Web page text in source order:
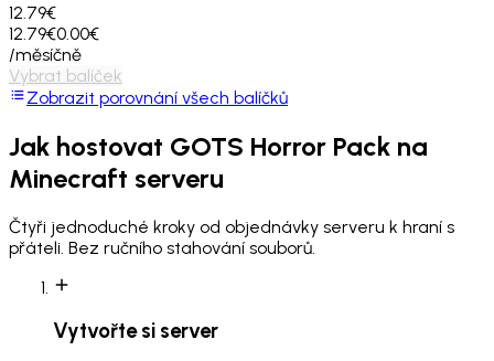
12.79€
12.79€0.00€
/měsíčně
Vybrat balíček
Zobrazit porovnání všech balíčků
Jak hostovat GOTS Horror Pack na
Minecraft serveru
Čtyři jednoduché kroky od objednávky serveru k hraní s
přáteli. Bez ručního stahování souborů.
Vytvořte si server